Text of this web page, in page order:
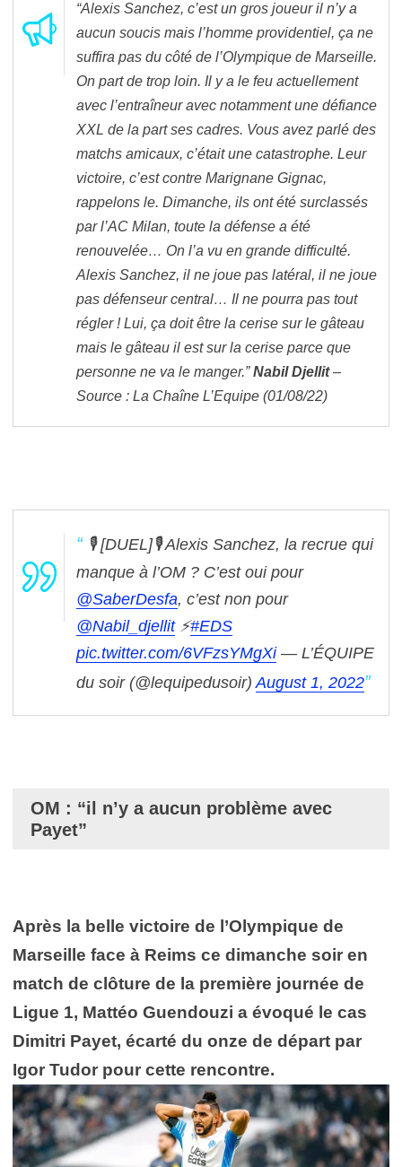
“Alexis Sanchez, c’est un gros joueur il n’y a
aucun soucis mais l’homme providentiel, ça ne
suffira pas du côté de l’Olympique de Marseille.
On part de trop loin. Il y a le feu actuellement
avec l’entraîneur avec notamment une défiance
XXL de la part ses cadres. Vous avez parlé des
matchs amicaux, c’était une catastrophe. Leur
victoire, c’est contre Marignane Gignac,
rappelons le. Dimanche, ils ont été surclassés
par l’AC Milan, toute la défense a été
renouvelée… On l’a vu en grande difficulté.
Alexis Sanchez, il ne joue pas latéral, il ne joue
pas défenseur central… Il ne pourra pas tout
régler ! Lui, ça doit être la cerise sur le gâteau
mais le gâteau il est sur la cerise parce que
personne ne va le manger.”Nabil Djellit–
Source : La Chaîne L’Equipe (01/08/22)
🎙️ [DUEL]🎙️ Alexis Sanchez, la recrue qui
manque à l’OM ? C’est oui pour
@SaberDesfa, c’est non pour
@Nabil_djellit⚡️#EDS
pic.twitter.com/6VFzsYMgXi — L’ÉQUIPE
du soir (@lequipedusoir)August 1, 2022
OM : “il n’y a aucun problème avec
Payet”
Après la belle victoire de l’Olympique de
Marseille face à Reims ce dimanche soir en
match de clôture de la première journée de
Ligue 1, Mattéo Guendouzi a évoqué le cas
Dimitri Payet, écarté du onze de départ par
Igor Tudor pour cette rencontre.